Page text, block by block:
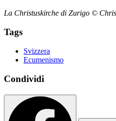
La Christuskirche di Zurigo ©
Tags
Svizzera
Ecumenismo
Condividi